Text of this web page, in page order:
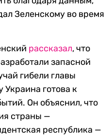
Зеленскому во время
рассказал, что
запасной
гибели главы
Украина готова к
Он объяснил, что
страны —
республика —